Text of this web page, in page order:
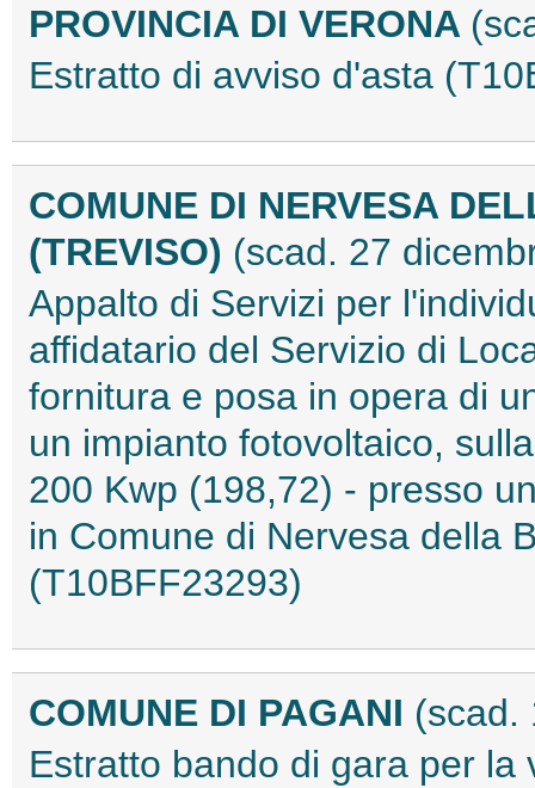
PROVINCIA DI VERONA
Estratto di avviso d'asta
COMUNE DI NERVESA
(TREVISO) (scad. 27
Appalto di Servizi per
affidatario del Servizio di
fornitura e posa in opera di
un impianto fotovoltaico,
200 Kwp (198,72) - presso
in Comune di Nervesa della
(T10BFF23293)
COMUNE DI PAGANI (scad.
Estratto bando di gara per